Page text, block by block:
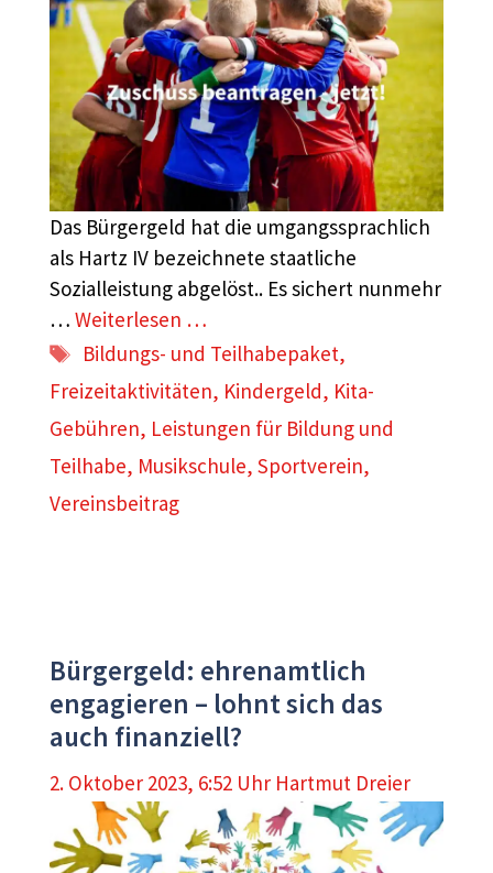
Das Bürgergeld hat die umgangssprachlich
als Hartz IV bezeichnete staatliche
Sozialleistung abgelöst.. Es sichert nunmehr
… Weiterlesen …
Schlagwörter
Bildungs- und Teilhabepaket,
Freizeitaktivitäten, Kindergeld, Kita-
Gebühren, Leistungen für Bildung und
Teilhabe, Musikschule, Sportverein,
Vereinsbeitrag
Bürgergeld: ehrenamtlich
engagieren – lohnt sich das
auch finanziell?
2. Oktober 2023, 6:52 Uhr Hartmut Dreier